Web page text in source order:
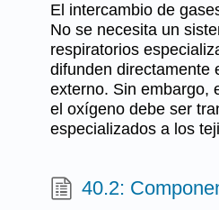
El intercambio de
No se necesita un
respiratorios
difunden directamente
externo. Sin embargo,
el oxígeno debe ser
especializados a los
40.2: